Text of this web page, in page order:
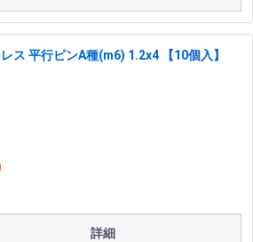
ス 平行ピンA種(m6) 1.2x4 【10個入】
詳細